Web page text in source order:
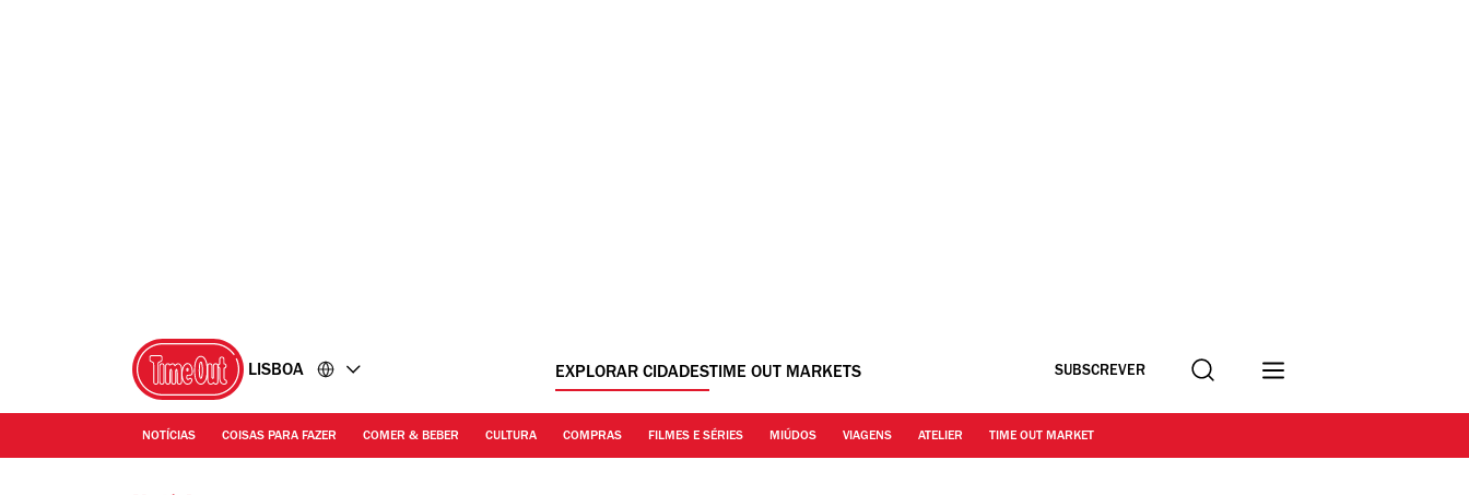
LISBOA EXPLORAR CIDADESTIME OUT MARKETS SUBSCREVER Procurar
NOTÍCIAS COISAS PARA FAZER COMER & BEBER CULTURA COMPRAS FILMES E SÉRIES MIÚDOS VIAGENS ATELIER TIME OUT MARKET